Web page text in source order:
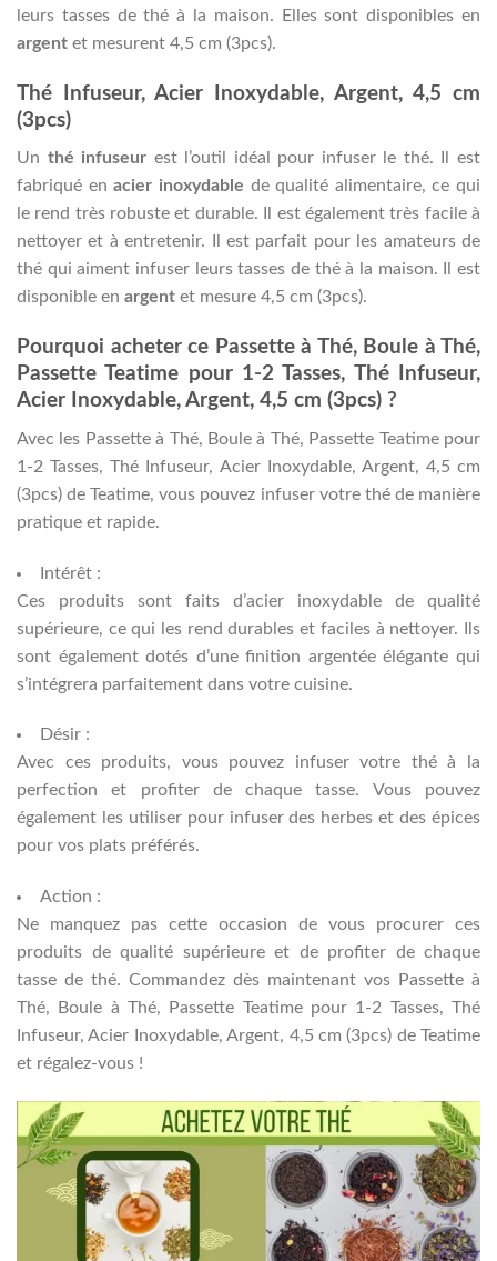
leurs tasses de thé à la maison. Elles sont disponibles en
argent et mesurent 4,5 cm (3pcs).
Thé Infuseur, Acier Inoxydable, Argent, 4,5 cm
(3pcs)
Un thé infuseur est l’outil idéal pour infuser le thé. Il est
fabriqué enacier inoxydable de qualité alimentaire, ce qui
le rend très robuste et durable. Il est également très facile à
nettoyer et à entretenir. Il est parfait pour les amateurs de
thé qui aiment infuser leurs tasses de thé à la maison. Il est
disponible en argent et mesure 4,5 cm (3pcs).
Pourquoi acheter ce Passette à Thé, Boule à Thé,
Passette Teatime pour 1-2 Tasses, Thé Infuseur,
Acier Inoxydable, Argent, 4,5 cm (3pcs) ?
Avec les Passette à Thé, Boule à Thé, Passette Teatime pour
1-2 Tasses, Thé Infuseur, Acier Inoxydable, Argent, 4,5 cm
(3pcs) de Teatime, vous pouvez infuser votre thé de manière
pratique et rapide.
Intérêt :
Ces produits sont faits d’acier inoxydable de qualité
supérieure, ce qui les rend durables et faciles à nettoyer. Ils
sont également dotés d’une finition argentée élégante qui
s’intégrera parfaitement dans votre cuisine.
Désir :
Avec ces produits, vous pouvez infuser votre thé à la
perfection et profiter de chaque tasse. Vous pouvez
également les utiliser pour infuser des herbes et des épices
pour vos plats préférés.
Action :
Ne manquez pas cette occasion de vous procurer ces
produits de qualité supérieure et de profiter de chaque
tasse de thé. Commandez dès maintenant vos Passette à
Thé, Boule à Thé, Passette Teatime pour 1-2 Tasses, Thé
Infuseur, Acier Inoxydable, Argent, 4,5 cm (3pcs) de Teatime
et régalez-vous !